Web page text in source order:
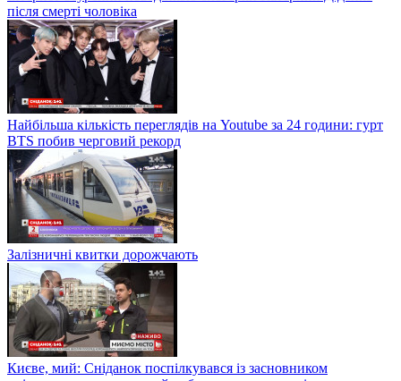
після смерті чоловіка
Найбільша кількість переглядів на Youtube за 24 години: гурт
BTS побив черговий рекорд
Залізничні квитки дорожчають
Києве, мий: Сніданок поспілкувався із засновником